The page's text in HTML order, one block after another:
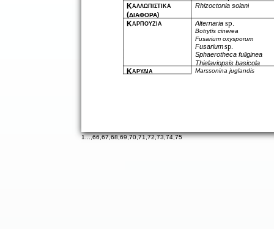
ΚΑΛΛΩΠΙΣΤΙΚΑ
(ΔΙΑΦΟΡΑ)
Rhizoctonia solani
ΚΑΡΠΟΥΖΙΑ Alternaria sp.
Botrytis cinerea
Fusarium oxysporum
Fusariumsp.
Sphaerotheca fuliginea
Thielaviopsis basicola
ΚΑΡΥΔΙΑ Marssonina juglandis
1...,66,67,68,69,70,71,72,73,74,75